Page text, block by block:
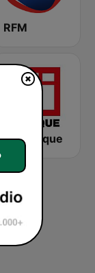
RFM
RFI Afrique